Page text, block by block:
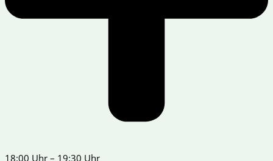
18:00 Uhr – 19:30 Uhr